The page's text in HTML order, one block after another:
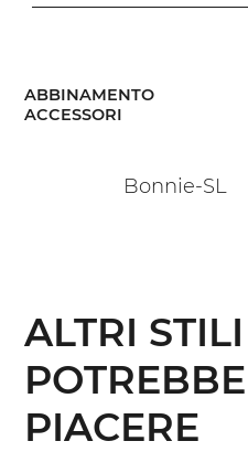
ABBINAMENTO
ACCESSORI
Bonnie-SL
ALTRI
PIACERE